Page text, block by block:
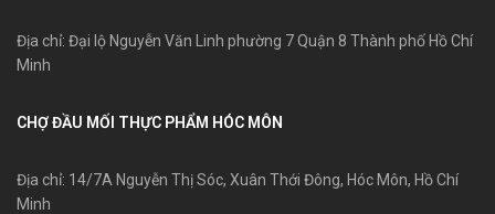
Địa chỉ: Đại lộ Nguyễn Văn Linh phường 7 Quận 8 Thành phố Hồ Chí
Minh
CHỢ ĐẦU MỐI THỰC PHẨM HÓC MÔN
Địa chỉ: 14/7A Nguyễn Thị Sóc, Xuân Thới Đông, Hóc Môn, Hồ Chí
Minh